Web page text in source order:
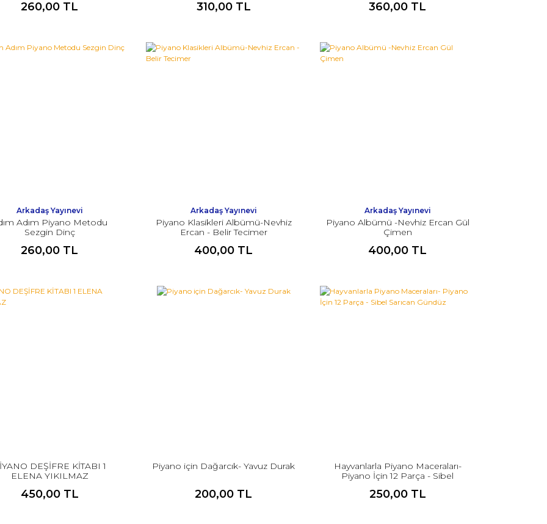
260,00 TL 310,00 TL 360,00 TL
Arkadaş Yayınevi
Adım Piyano Metodu
Sezgin Dinç
260,00 TL
Arkadaş Yayınevi
Piyano Klasikleri Albümü-Nevhiz
Ercan - Belir Tecimer
400,00 TL
Arkadaş Yayınevi
Piyano Albümü -Nevhiz Ercan Gül
Çimen
400,00 TL
DEŞİFRE KİTABI 1
ELENA YIKILMAZ
450,00 TL
Piyano için Dağarcık- Yavuz Durak
200,00 TL
Hayvanlarla Piyano Maceraları-
Piyano İçin 12 Parça - Sibel
250,00 TL